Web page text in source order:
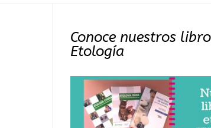
Conoce nuestros
Etología